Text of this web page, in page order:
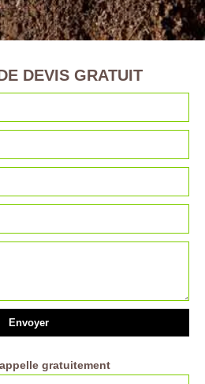
DEVIS GRATUIT
gratuitement